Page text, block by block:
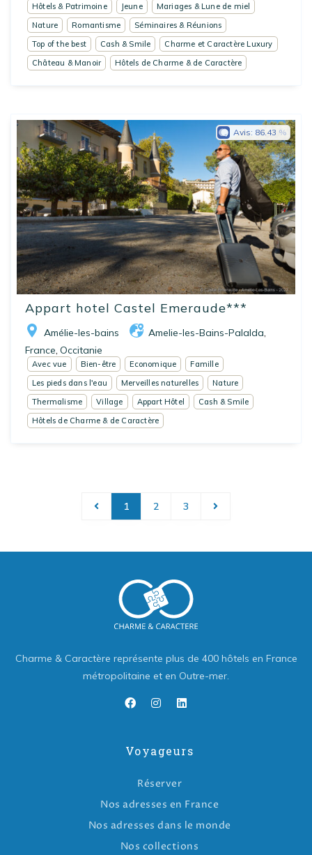
Hôtels & Patrimoine
Jeune
Mariages & Lune de miel
Nature
Romantisme
Séminaires & Réunions
Top of the best
Cash & Smile
Charme et Caractère Luxury
Château & Manoir
Hôtels de Charme & de Caractère
Appart hotel Castel Emeraude***
Amélie-les-bains Amelie-les-Bains-Palalda
France Occitanie
Avis: 86.43
Avec vue Bien-être Economique
Famille
Les pieds dans l'eau
Merveilles naturelles
Nature
Thermalisme
Village Appart Hôtel
Cash & Smile
Hôtels de Charme & de Caractère
1 2 3
Charme & Caractère représente plus de 400 hôtels en France
métropolitaine et en Outre-mer.
Voyageurs
Réserver
Nos adresses en France
Nos adresses dans le monde
Nos collections